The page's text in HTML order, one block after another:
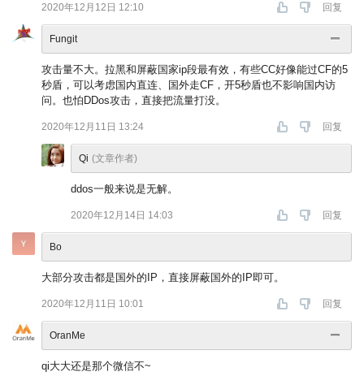
2020年12月12日 12:10 回复
Fungit
攻击量不大。拉黑和屏蔽国家ip段最有效，有些CC好像能过CF的5
秒盾，可以考虑国内直连、国外走CF，开5秒盾也不影响国内访
问。也怕DDos攻击，直接把流量打没。
2020年12月11日 13:24 回复
Qi (文章作者)
ddos一般来说是无解。
2020年12月14日 14:03 回复
Bo
大部分攻击都是国外的IP，直接屏蔽国外的IP即可。
2020年12月11日 10:01 回复
OranMe
qi大大还是那个微信不~